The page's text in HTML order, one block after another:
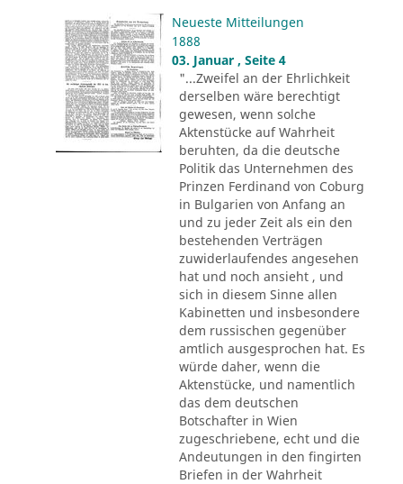
Neueste Mitteilungen
1888
03. Januar , Seite 4
"...Zweifel an der Ehrlichkeit
derselben wäre berechtigt
gewesen, wenn solche
Aktenstücke auf Wahrheit
beruhten, da die deutsche
Politik das Unternehmen des
Prinzen Ferdinand von Coburg
in Bulgarien von Anfang an
und zu jeder Zeit als ein den
bestehenden Verträgen
zuwiderlaufendes angesehen
hat und noch ansieht , und
sich in diesem Sinne allen
Kabinetten und insbesondere
dem russischen gegenüber
amtlich ausgesprochen hat. Es
würde daher, wenn die
Aktenstücke, und namentlich
das dem deutschen
Botschafter in Wien
zugeschriebene, echt und die
Andeutungen in den fingirten
Briefen in der Wahrheit